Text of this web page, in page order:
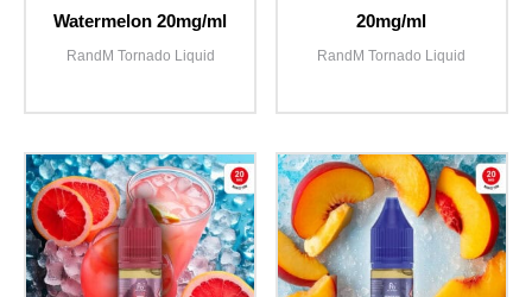
Watermelon 20mg/ml
RandM Tornado Liquid
20mg/ml
RandM Tornado Liquid